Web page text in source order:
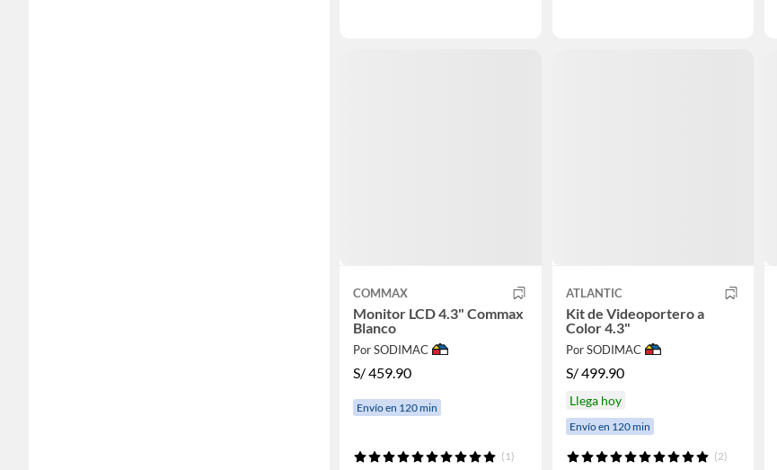
COMMAX
Monitor LCD 4.3" Commax
Blanco
Por SODIMAC
S/459.90
Envío en 120 min
(1)
ATLANTIC
Kit de Videoportero a
Color 4.3"
Por SODIMAC
S/499.90
Llega hoy
Envío en 120 min
(2)